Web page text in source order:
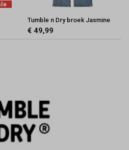
Tumble n Dry broek Jasmine
€ 49,99